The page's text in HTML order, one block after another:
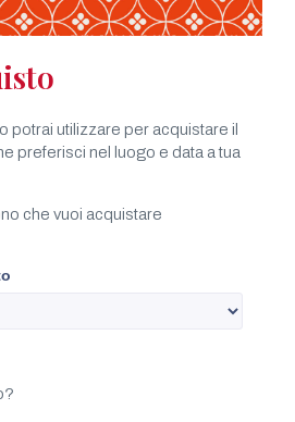
potrai utilizzare per acquistare il
preferisci nel luogo e data a tua
che vuoi acquistare